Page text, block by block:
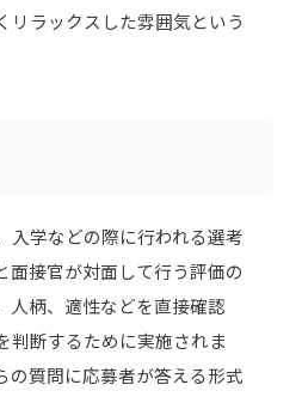
リラックスした雰囲気という
入学などの際に行われる選考
面接官が対面して行う評価の
人柄、適性などを直接確認
判断するために実施されま
の質問に応募者が答える形式